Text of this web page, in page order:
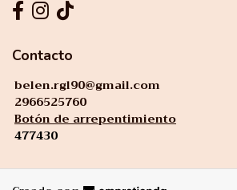
Contacto
belen.rgl90@gmail.com
2966525760
Botón de arrepentimiento
477430